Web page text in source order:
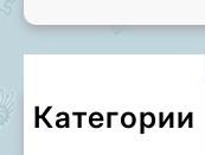
Категории
Новости